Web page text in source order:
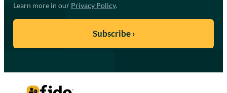
Learn more in our Privacy Policy.